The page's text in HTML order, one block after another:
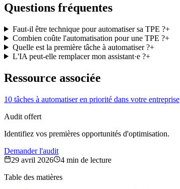
Questions fréquentes
Faut-il être technique pour automatiser sa TPE ?+
Combien coûte l'automatisation pour une TPE ?+
Quelle est la première tâche à automatiser ?+
L'IA peut-elle remplacer mon assistant·e ?+
Ressource associée
10 tâches à automatiser en priorité dans votre entreprise
Audit offert
Identifiez vos premières opportunités d'optimisation.
Demander l'audit
29 avril 2026
4 min de lecture
Table des matières